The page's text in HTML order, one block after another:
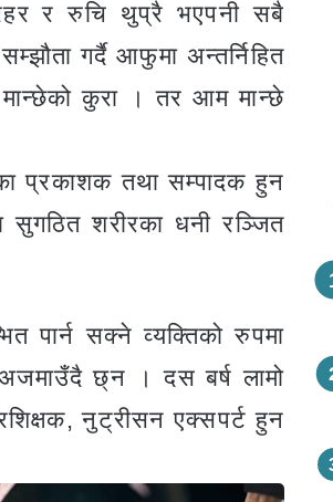
र रुचि थुप्रै भएपनी सबै
गर्दै आफुमा अन्तर्निहित
कुरा । तर आम मान्छे
प्रकाशक तथा सम्पादक हुन
शरीरका धनी रञ्जित
पार्न सक्ने व्यक्तिको रुपमा
अजमाउँदै छ्न । दस बर्ष लामो
नुट्रीसन एक्सपर्ट हुन